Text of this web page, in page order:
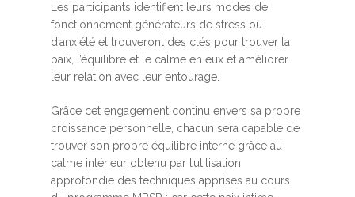
Les participants identifient leurs modes de
fonctionnement générateurs de stress ou
d’anxiété et trouveront des clés pour trouver la
paix, l’équilibre et le calme en eux et améliorer
leur relation avec leur entourage.
Grâce cet engagement continu envers sa propre
croissance personnelle, chacun sera capable de
trouver son propre équilibre interne grâce au
calme intérieur obtenu par l’utilisation
approfondie des techniques apprises au cours